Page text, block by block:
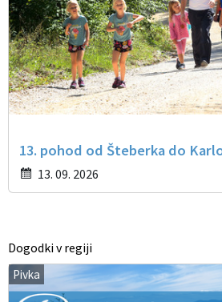
13. pohod od Šteberka do
13. 09. 2026
Dogodki v regiji
Pivka